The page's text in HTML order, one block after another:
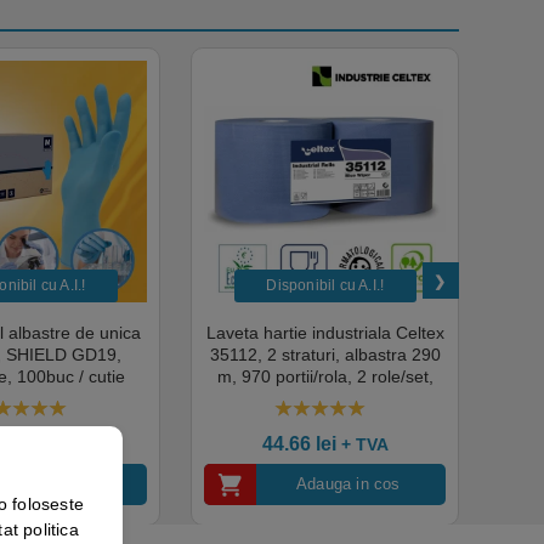
cu A.I.​!
albastre de unica
GD19,
100buc / cutie
HoReCa,
industrial,
out of 5
Disponibil cu A.I.​!
Laveta hartie industriala Celtex
35112, 2 straturi, albastra 290
m, 970 portii/rola, 2 role/set,
certificata pentru industria
alimentara, Ecolabel
44.66 lei + TVA
Adauga in cos
foloseste
politica